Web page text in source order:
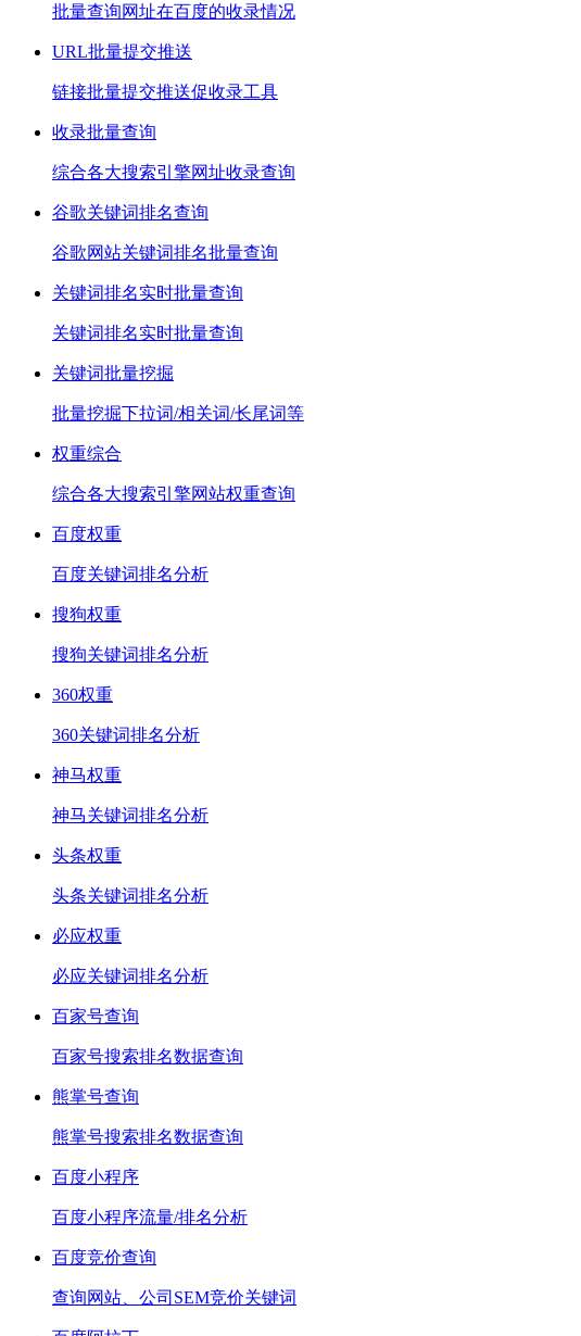
批量查询网址在百度的收录情况
URL批量提交推送
链接批量提交推送促收录工具
收录批量查询
综合各大搜索引擎网址收录查询
谷歌关键词排名查询
谷歌网站关键词排名批量查询
关键词排名实时批量查询
关键词排名实时批量查询
关键词批量挖掘
批量挖掘下拉词/相关词/长尾词等
权重综合
综合各大搜索引擎网站权重查询
百度权重
百度关键词排名分析
搜狗权重
搜狗关键词排名分析
360权重
360关键词排名分析
神马权重
神马关键词排名分析
头条权重
头条关键词排名分析
必应权重
必应关键词排名分析
百家号查询
百家号搜索排名数据查询
熊掌号查询
熊掌号搜索排名数据查询
百度小程序
百度小程序流量/排名分析
百度竞价查询
查询网站、公司SEM竞价关键词